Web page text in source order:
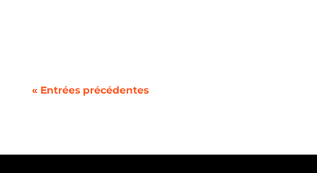
« Entrées précédentes